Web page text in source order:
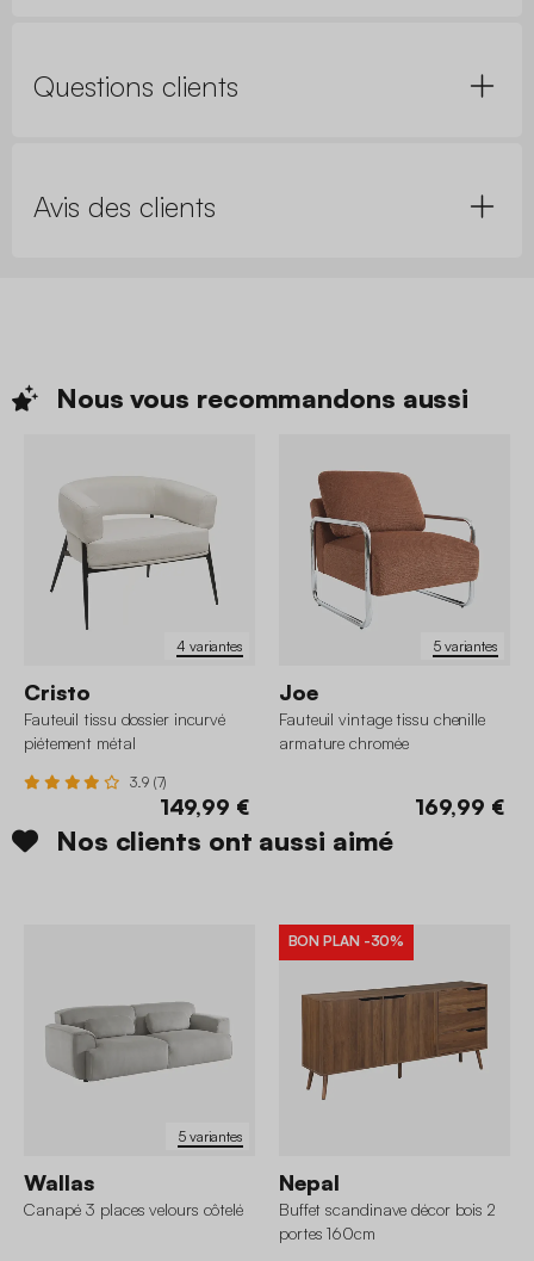
Questions clients
Avis des clients
Nous vous recommandons aussi
4 variantes
Cristo
Fauteuil tissu dossier incurvé
piétement métal
3.9 (7)
149,99 €
5 variantes
Joe
Fauteuil vintage tissu chenille
armature chromée
169,99 €
Nos clients ont aussi aimé
5 variantes
Wallas
Canapé 3 places velours côtelé
BON PLAN -30%
Nepal
Buffet scandinave décor bois 2
portes 160cm